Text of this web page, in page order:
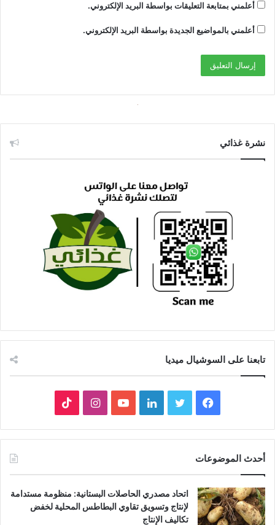
أعلمني بمتابعة التعليقات بواسطة البريد الإلكتروني.
أعلمني بالمواضيع الجديدة بواسطة البريد الإلكتروني.
نشرة غذائي
تابعنا على السوشيال ميديا
فيسبوك تويتر لينكدإنيوتيوبانستقرام
أحدث الموضوعات
اتحاد مصدري الحاصلات البستانية: منظومة مستدامة
لإنتاج وتسويق تقاوي البطاطس المحلية لخفض
تكاليف الإنتاج